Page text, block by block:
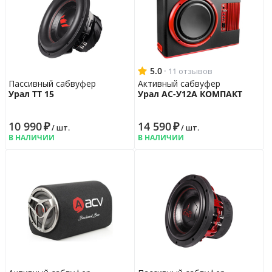
Пассивный сабвуфер
Урал ТТ 15
10 990₽/ шт.
В НАЛИЧИИ
5.0 · 11 отзывов
Активный сабвуфер
Урал АС-У12А КОМПАКТ
14 590₽/ шт.
В НАЛИЧИИ